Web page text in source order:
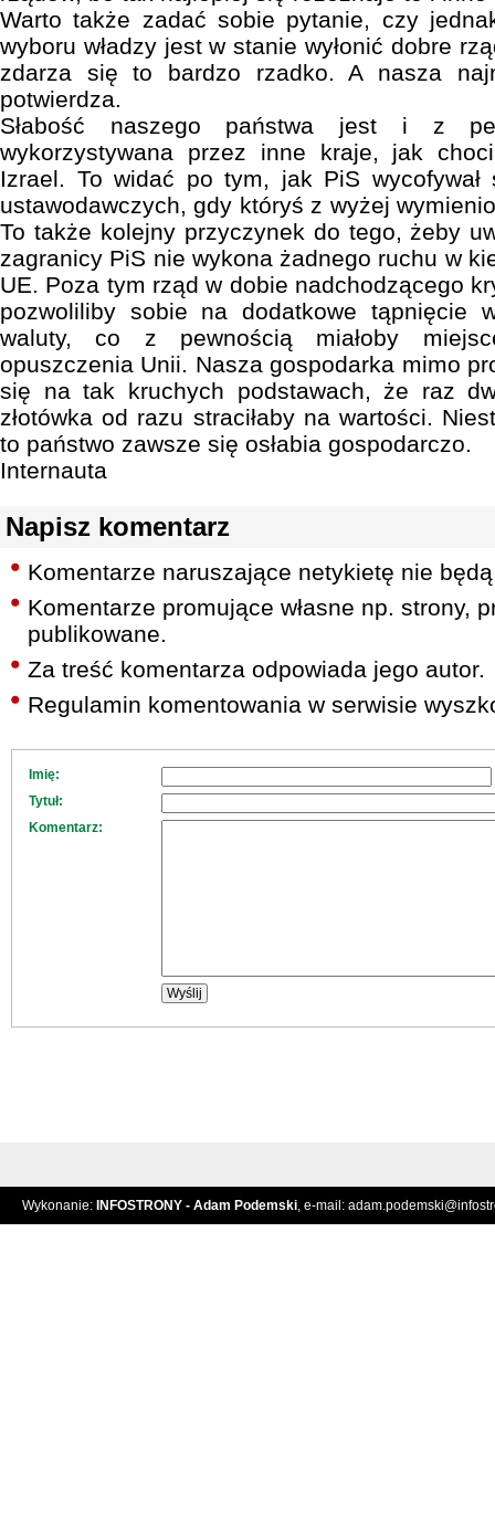
Warto także zadać sobie pytanie, czy
wyboru władzy jest w stanie wyłonić dobre
zdarza się to bardzo rzadko. A nasza
potwierdza.
Słabość naszego państwa jest i z
wykorzystywana przez inne kraje, jak
Izrael. To widać po tym, jak PiS
ustawodawczych, gdy któryś z wyżej
To także kolejny przyczynek do tego, żeby
zagranicy PiS nie wykona żadnego ruchu w
UE. Poza tym rząd w dobie nadchodzącego
pozwoliliby sobie na dodatkowe tąpnięcie
waluty, co z pewnością miałoby
opuszczenia Unii. Nasza gospodarka mimo
się na tak kruchych podstawach, że raz
złotówka od razu straciłaby na wartości.
to państwo zawsze się osłabia gospodarczo.
Internauta
Napisz komentarz
Komentarze naruszające netykietę nie
Komentarze promujące własne np. strony,
publikowane.
Za treść komentarza odpowiada jego autor.
Regulamin komentowania w serwisie
Imię:
Tytuł:
Komentarz:
Wykonanie: INFOSTRONY - Adam Podemski, e-mail: